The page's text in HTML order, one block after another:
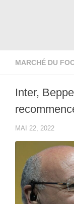
MARCHÉ DU
Inter,
MAI 22, 2022